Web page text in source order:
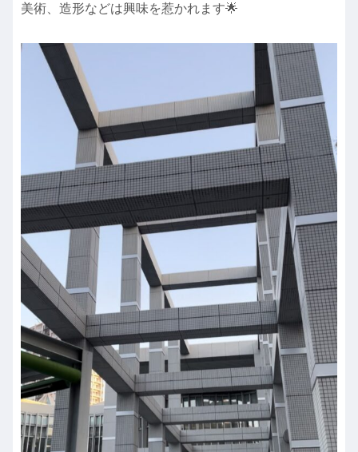
美術、造形などは興味を惹かれます🌟